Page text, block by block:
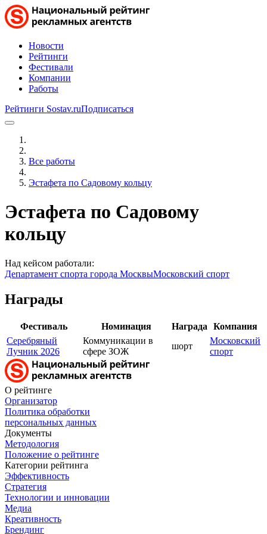
Новости
Рейтинги
Фестивали
Компании
Работы
Рейтинги Sostav.ruПодписаться
Все работы
Эстафета по Садовому кольцу
Эстафета по Садовому
кольцу
Над кейсом работали:
Департамент спорта города МосквыМосковский спорт
Награды
Фестиваль Номинация Награда
Компания
Серебряный
Лучник 2026
Коммуникации в
сфере ЗОЖ
шорт
Московский
спорт
О рейтинге
Организатор
Политика обработки
персональных данных
Документы
Методология
Положение о рейтинге
Категории рейтинга
Эффективность
Стратегия
Технологии и инновации
Медиа
Креативность
Брендинг